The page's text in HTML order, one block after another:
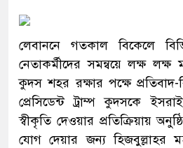
লেবাননে গতকাল বিকেলে
নেতাকর্মীদের সমন্বয়ে লক্ষ
কুদস শহর রক্ষার পক্ষে প্রতিবাদ-
প্রেসিডেন্ট ট্রাম্প কুদসকে
স্বীকৃতি দেওয়ার প্রতিক্রিয়ায়
যোগ দেয়ার জন্য হিজবুল্লাহর